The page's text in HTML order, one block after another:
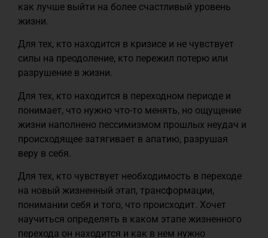
как лучше выйти на более счастливый уровень
жизни.
Для тех, кто находится в кризисе и не чувствует
силы на преодоление, кто пережил потерю или
разрушение в жизни.
Для тех, кто находится в переходном периоде и
понимает, что нужно что-то менять, но ощущение
жизни наполнено пессимизмом прошлых неудач и
происходящее затягивает в апатию, разрушая
веру в себя.
Для тех, кто чувствует необходимость в переходе
на новый жизненный этап, трансформации,
понимании себя и того, что происходит. Хочет
научиться определять в каком этапе жизненного
перехода он находится и как в нем нужно